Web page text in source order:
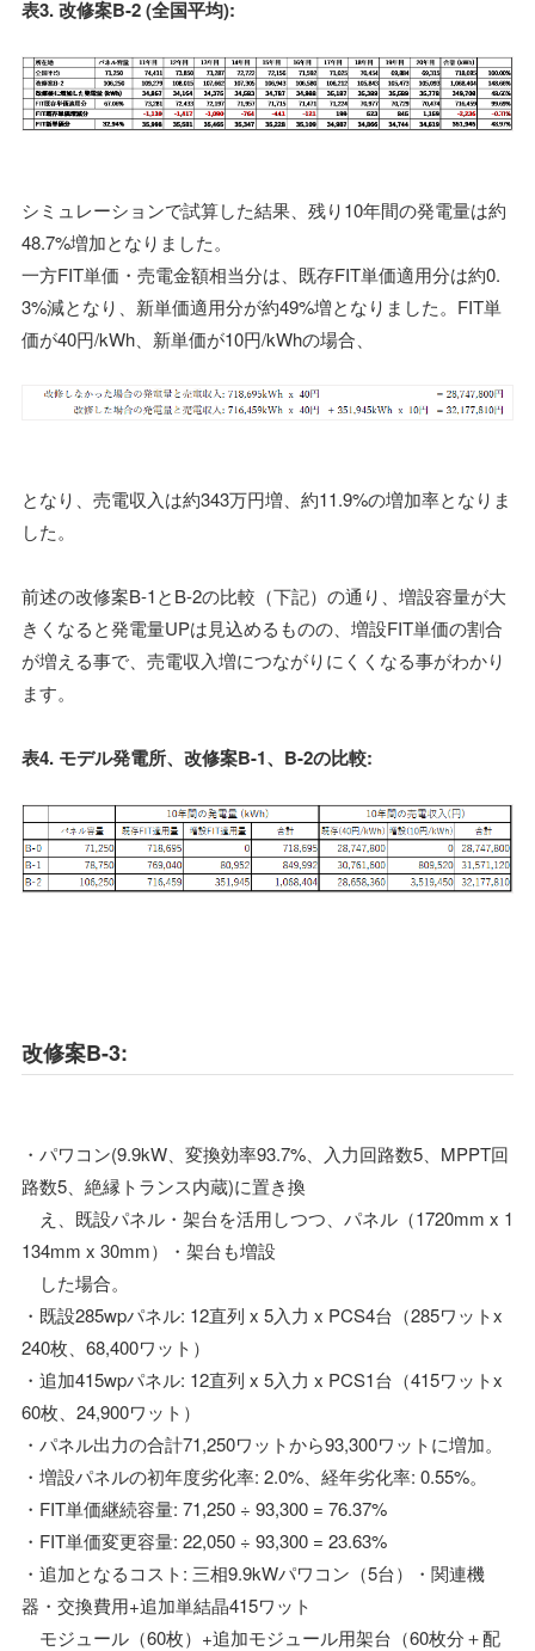
表3. 改修案B-2 (全国平均):
シミュレーションで試算した結果、残り10年間の発電量は約
48.7%増加となりました。
一方FIT単価・売電金額相当分は、既存FIT単価適用分は約0.
3%減となり、新単価適用分が約49%増となりました。FIT単
価が40円/kWh、新単価が10円/kWhの場合、
となり、売電収入は約343万円増、約11.9%の増加率となりま
した。
前述の改修案B-1とB-2の比較（下記）の通り、増設容量が大
きくなると発電量UPは見込めるものの、増設FIT単価の割合
が増える事で、売電収入増につながりにくくなる事がわかり
ます。
表4. モデル発電所、改修案B-1、B-2の比較:
改修案B-3:
・パワコン(9.9kW、変換効率93.7%、入力回路数5、MPPT回
路数5、絶縁トランス内蔵)に置き換
え、既設パネル・架台を活用しつつ、パネル（1720mm x 1
134mm x 30mm）・架台も増設
した場合。
・既設285wpパネル: 12直列 x 5入力 x PCS4台（285ワットx
240枚、68,400ワット）
・追加415wpパネル: 12直列 x 5入力 x PCS1台（415ワットx
60枚、24,900ワット）
・パネル出力の合計71,250ワットから93,300ワットに増加。
・増設パネルの初年度劣化率: 2.0%、経年劣化率: 0.55%。
・FIT単価継続容量: 71,250 ÷ 93,300 = 76.37%
・FIT単価変更容量: 22,050 ÷ 93,300 = 23.63%
・追加となるコスト: 三相9.9kWパワコン（5台）・関連機
器・交換費用+追加単結晶415ワット
モジュール（60枚）+追加モジュール用架台（60枚分＋配